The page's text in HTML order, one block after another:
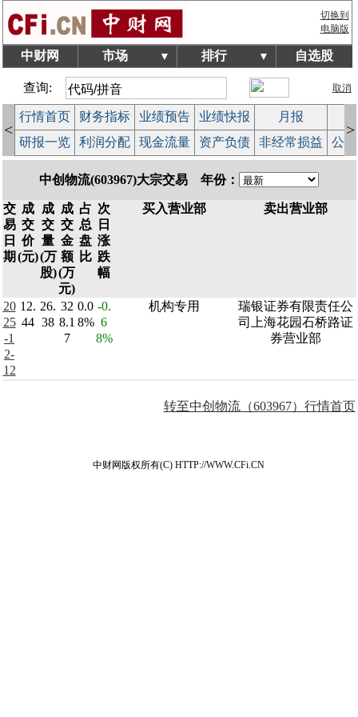
切换到
电脑版
中财网 市场 ▼ 排行 ▼ 自选股
查询: 取消
<
行情首页 财务指标 业绩预告 业绩快报 月报
研报一览
利润分配 现金流量 资产负债 非经常损益 公
>
中创物流(603967)大宗交易 年份：
交
易
日
期
成
交
价
(元)
成
交
量
(万
股)
成
交
金
额
(万
元)
占
总
盘
比
次
日
涨
跌
幅
买入营业部 卖出营业部
20
25
-1
2-
12
12.
44
26.
38
32
8.1
7
0.0
8%
-0.
6
8%
机构专用
瑞银证券有限责任公
司上海花园石桥路证
券营业部
转至中创物流（603967）行情首页
中财网版权所有(C) HTTP://WWW.CFi.CN